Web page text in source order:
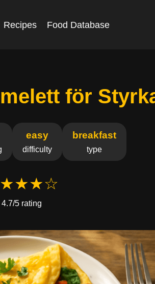
Recipes Food Database
för
easy
difficulty
breakfast
type
4.7/5 rating